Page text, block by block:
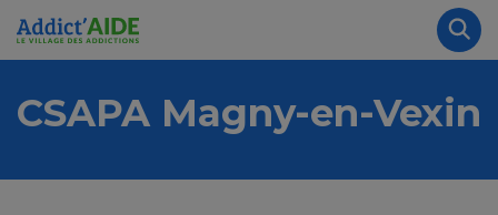
Aller au contenu principal
CSAPA Magny-en-Vexin
Panneau de gestion des cookies